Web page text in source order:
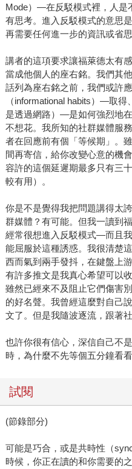
Mode）—在反駁模式裡，人是
有思考。進入反駁模式的意思
再需要任何進一步的資訊或省思
講者的這項要求讓福萊德太有
當成他個人的座右銘。我們其
話列為座右銘之前，我們或許
（informational habits）—取
是透過網路）—是如何強烈地
不想花。我所知的社群媒體服
者在回應前有個「等候期」。
間再寄信，給你改變心意的機
容許的這個延遲期最多只有三
較有用）。
你是不是覺得我把問題講得太
群媒體？有可能。但我一讀到
經常很想進入反駁模式—而且
能屈服於這種誘惑。我很清楚
西而氣到兩手發抖，在鍵盤上
有許多推文是我真心希望可以
雖然已經來不及阻止它們傷害
的好名聲。我曾經這麼對自己
文了。但是我隨波逐流，跟著
也許你很有信心，深信自己不
時，為什麼不先等個五分鐘看
試閱
(節錄部分)
可能是巧合，或是共時性（
時候，你正在讀的和你需要的